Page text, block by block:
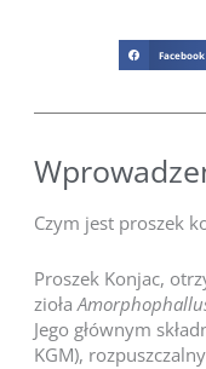
Facebook
Czym jest proszek
Proszek Konjac,
zioła
Jego głównym
KGM),